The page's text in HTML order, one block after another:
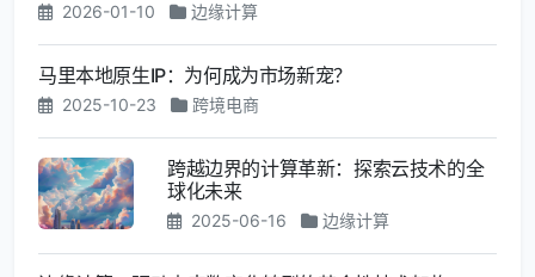
2026-01-10 边缘计算
马里本地原生IP：为何成为市场新宠？
2025-10-23 跨境电商
跨越边界的计算革新：探索云技术的全
球化未来
2025-06-16 边缘计算